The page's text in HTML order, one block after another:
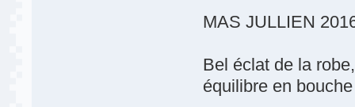
MAS JULLIEN
Bel éclat de la
équilibre en